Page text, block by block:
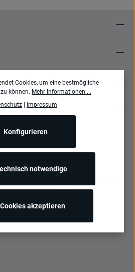
widerrufen
wenn nicht anders angegeben.
Cookies, um eine bestmögliche
können. Mehr Informationen ...
Impressum
notwendige
Konfigurieren
akzeptieren